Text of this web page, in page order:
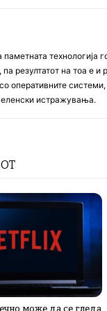
паметната технологија
резултатот на тоа е и
оперативните
истражувања.
може да се гледа